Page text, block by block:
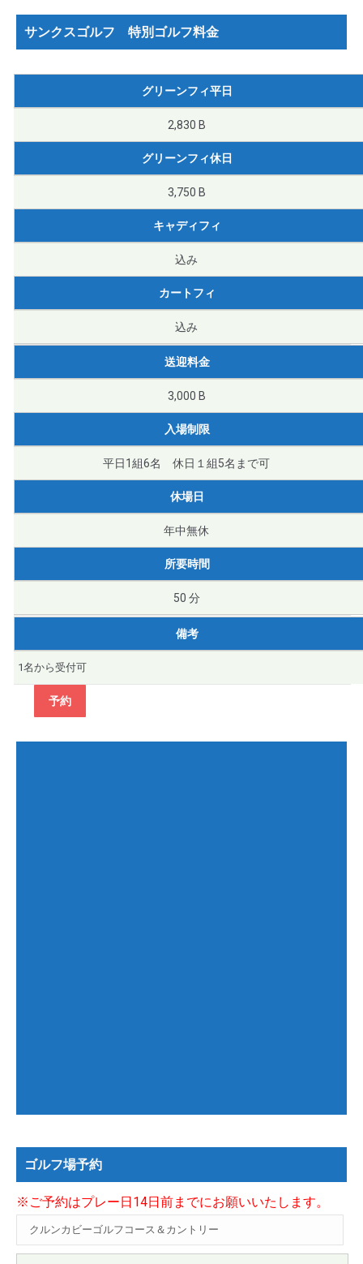
サンクスゴルフ 特別ゴルフ料金
グリーンフィ平日
2,830 B
グリーンフィ休日
3,750 B
キャディフィ
込み
カートフィ
込み
送迎料金
3,000 B
入場制限
平日1組6名 休日１組5名まで可
休場日
年中無休
所要時間
50 分
備考
1名から受付可
予約
ゴルフ場予約
※ご予約はプレー日14日前までにお願いいたします。